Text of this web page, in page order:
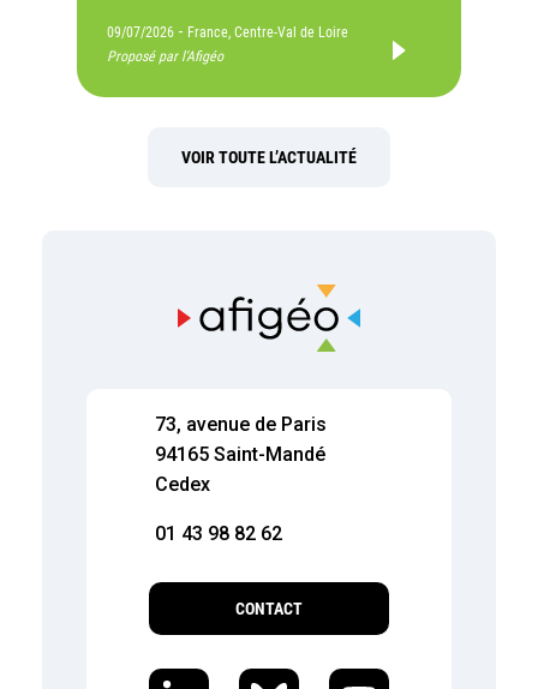
09/07/2026 - France, Centre-Val de Loire
Proposé par l'Afigéo
VOIR TOUTE L’ACTUALITÉ
73, avenue de Paris
94165 Saint-Mandé
Cedex
01 43 98 82 62
CONTACT